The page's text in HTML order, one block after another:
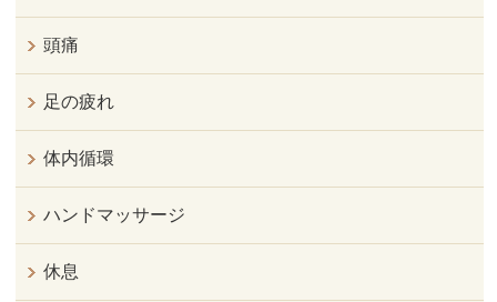
頭痛
足の疲れ
体内循環
ハンドマッサージ
休息